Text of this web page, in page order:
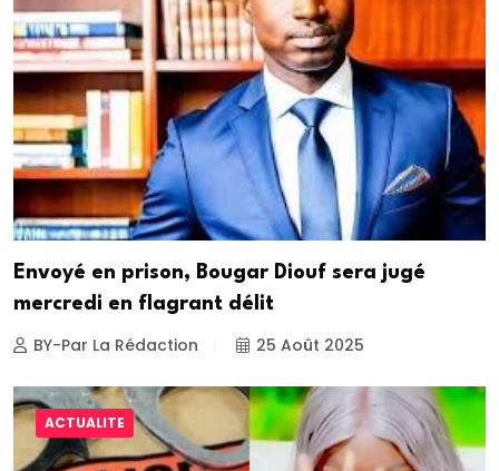
Envoyé en prison, Bougar Diouf sera jugé
mercredi en flagrant délit
BY-Par La Rédaction 25 Août 2025
ACTUALITE